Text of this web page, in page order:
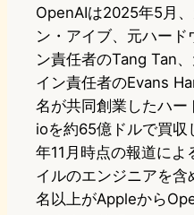
OpenAIは2025年5月
ン・アイブ、元ハード
ン責任者のTang Tan
イン責任者のEvans
名が共同創業したハ
ioを約65億ドルで買
年11月時点の報道によ
イルのエンジニアを
名以上がAppleから